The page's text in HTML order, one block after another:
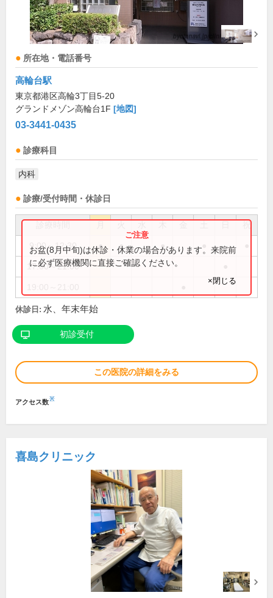
所在地・電話番号
高輪台駅
東京都港区高輪3丁目5-20
グランドメゾン高輪台1F [地図]
03-3441-0435
診療科目
内科
診療/受付時間・休診日
祝
9:00～12:30 ● ● ●
17:00～21:00
お盆(8月中旬)は休診・休業の場合があります。来院前
に必ず医療機関に直接ご確認ください。
×閉じる
休診日: 水、年末年始
初診受付
この医院の詳細をみる
アクセス数※
喜島クリニック